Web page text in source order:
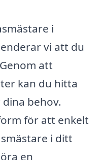
i
vi att du
att
kan du hitta
behov.
för att enkelt
i ditt
en